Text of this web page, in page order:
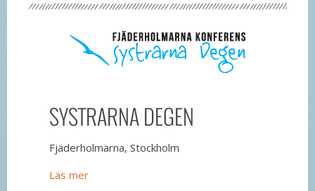
SYSTRARNA DEGEN
Fjäderholmarna, Stockholm
Läs mer